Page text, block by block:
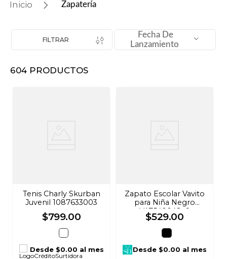
iphone
5.
tenis
Zapatería
FILTRAR
Fecha De
Lanzamiento
604 PRODUCTOS
Tenis Charly Skurban
Juvenil 1087633003
$799.00
Desde$0.00 al mes
Zapato Escolar Vavito
para Niña Negro
VA754004St-1
$529.00
Desde $0.00 al mes